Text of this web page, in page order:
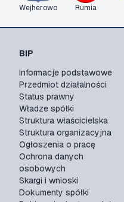
Wejherowo Rumia
BIP
Informacje podstawowe
Przedmiot działalności
Status prawny
Władze spółki
Struktura właścicielska
Struktura organizacyjna
Ogłoszenia o pracę
Ochrona danych
osobowych
Skargi i wnioski
Dokumenty spółki